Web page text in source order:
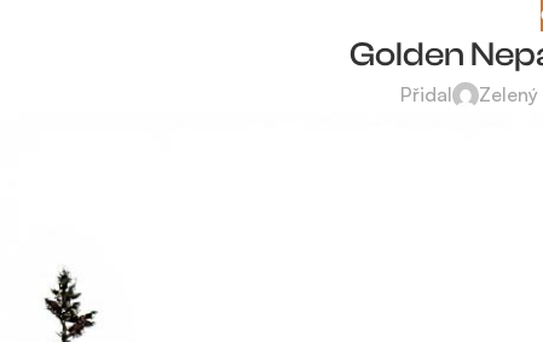
Golden
Přidal Zelený